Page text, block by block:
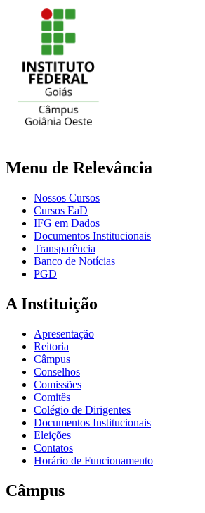
Menu de Relevância
Nossos Cursos
Cursos EaD
IFG em Dados
Documentos Institucionais
Transparência
Banco de Notícias
PGD
A Instituição
Apresentação
Reitoria
Câmpus
Conselhos
Comissões
Comitês
Colégio de Dirigentes
Documentos Institucionais
Eleições
Contatos
Horário de Funcionamento
Câmpus